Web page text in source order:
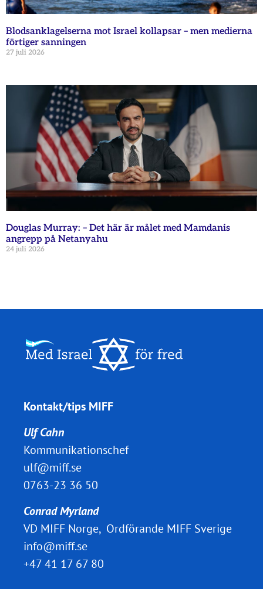
Blodsanklagelserna mot Israel kollapsar – men medierna
förtiger sanningen
27 juli 2026
Douglas Murray: – Det här är målet med Mamdanis
angrepp på Netanyahu
24 juli 2026
Kontakt/tips MIFF
Ulf Cahn
Kommunikationschef
ulf@miff.se
0763-23 36 50
Conrad Myrland
VD MIFF Norge, Ordförande MIFF Sverige
info@miff.se
+47 41 17 67 80